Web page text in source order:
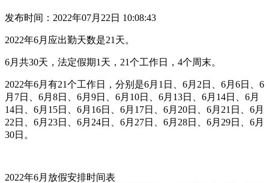
发布时间：2022年07月22日 10:08:43
2022年6月应出勤天数是21天。
6月共30天，法定假期1天，21个工作日，4个周末。
2022年6月有21个工作日，分别是6月1日、6月2日、6月6日、6
月7日、6月8日、6月9日、6月10日、6月13日、6月14日、6月
14日、6月15日、6月16日、6月17日、6月20日、6月21日、6月
22日、6月23日、6月24日、6月27日、6月28日、6月29日、6月
30日。
2022年6月放假安排时间表